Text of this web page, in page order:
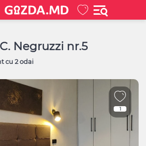
Negruzzi nr.5
cu 2 odai
1